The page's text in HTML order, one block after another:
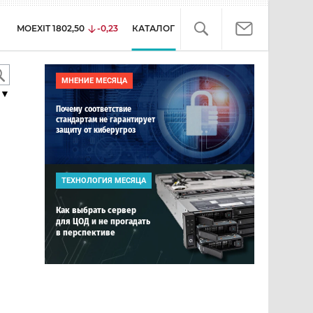
MOEXIT 1802,50 -0,23 КАТАЛОГ
МНЕНИЕ МЕСЯЦА
Почему соответствие
стандартам не гарантирует
защиту от киберугроз
ТЕХНОЛОГИЯ МЕСЯЦА
Как выбрать сервер
для ЦОД и не прогадать
в перспективе